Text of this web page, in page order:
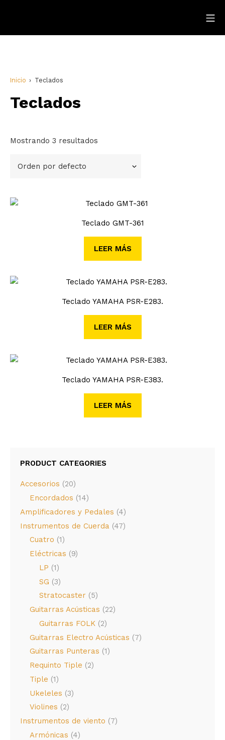
Inicio Teclados
Teclados
Mostrando 3 resultados
Teclado GMT-361
LEER MÁS
Teclado YAMAHA PSR-E283.
LEER MÁS
Teclado YAMAHA PSR-E383.
LEER MÁS
PRODUCT CATEGORIES
Accesorios (20)
Encordados (14)
Amplificadores y Pedales (4)
Instrumentos de Cuerda (47)
Cuatro (1)
Eléctricas (9)
LP (1)
SG (3)
Stratocaster (5)
Guitarras Acústicas (22)
Guitarras FOLK (2)
Guitarras Electro Acústicas (7)
Guitarras Punteras (1)
Requinto Tiple (2)
Tiple (1)
Ukeleles (3)
Violines (2)
Instrumentos de viento (7)
Armónicas (4)